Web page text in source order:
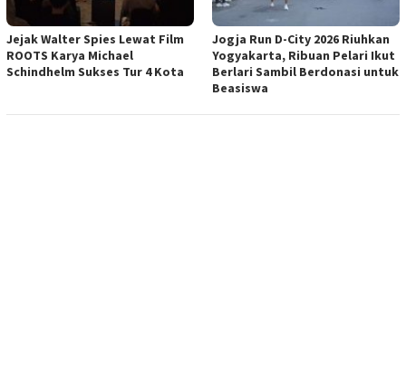
Jejak Walter Spies Lewat Film
ROOTS Karya Michael
Schindhelm Sukses Tur 4 Kota
Jogja Run D-City 2026 Riuhkan
Yogyakarta, Ribuan Pelari Ikut
Berlari Sambil Berdonasi untuk
Beasiswa